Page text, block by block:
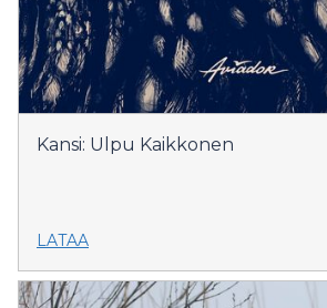
Kansi: Ulpu Kaikkonen
LATAA